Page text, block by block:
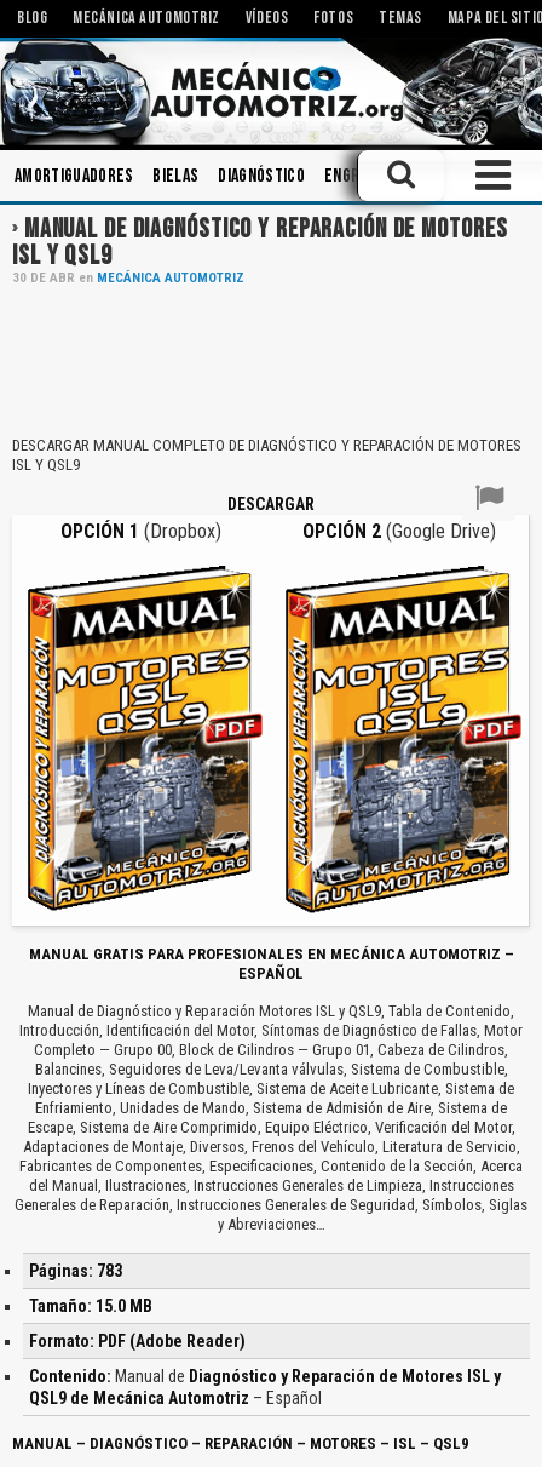
BLOG MECÁNICA AUTOMOTRIZ VÍDEOS FOTOS TEMAS MAPA DEL
Amortiguadores Bielas Diagnóstico Engranajes Rodamientos
MANUAL DE DIAGNÓSTICO Y REPARACIÓN DE MOTORES
ISL Y QSL9
30 DE ABR en MECÁNICA AUTOMOTRIZ
DESCARGAR MANUAL COMPLETO DE DIAGNÓSTICO Y REPARACIÓN DE MOTORES
ISL Y QSL9
DESCARGAR
OPCIÓN 1 (Dropbox) OPCIÓN 2 (Google Drive)
MANUAL GRATIS PARA PROFESIONALES EN MECÁNICA AUTOMOTRIZ –
ESPAÑOL
Manual de Diagnóstico y Reparación Motores ISL y QSL9, Tabla de Contenido,
Introducción, Identificación del Motor, Síntomas de Diagnóstico de Fallas, Motor
Completo — Grupo 00, Block de Cilindros — Grupo 01, Cabeza de Cilindros,
Balancines, Seguidores de Leva/Levanta válvulas, Sistema de Combustible,
Inyectores y Líneas de Combustible, Sistema de Aceite Lubricante, Sistema de
Enfriamiento, Unidades de Mando, Sistema de Admisión de Aire, Sistema de
Escape, Sistema de Aire Comprimido, Equipo Eléctrico, Verificación del Motor,
Adaptaciones de Montaje, Diversos, Frenos del Vehículo, Literatura de Servicio,
Fabricantes de Componentes, Especificaciones, Contenido de la Sección, Acerca
del Manual, Ilustraciones, Instrucciones Generales de Limpieza, Instrucciones
Generales de Reparación, Instrucciones Generales de Seguridad, Símbolos, Siglas
y Abreviaciones…
Páginas: 783
Tamaño: 15.0 MB
Formato: PDF (Adobe Reader)
Contenido: Manual de Diagnóstico y Reparación de Motores ISL y
QSL9 de Mecánica Automotriz – Español
MANUAL – DIAGNÓSTICO – REPARACIÓN – MOTORES – ISL – QSL9